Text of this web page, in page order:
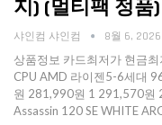
지) (멀티팩 정품
샤인컴 샤인컴 8월 6, 2026
상품정보 카드최저가 현금
CPU AMD 라이젠5-6세대
원 281,990원 1 291,570원
Assassin 120 SE WHITE